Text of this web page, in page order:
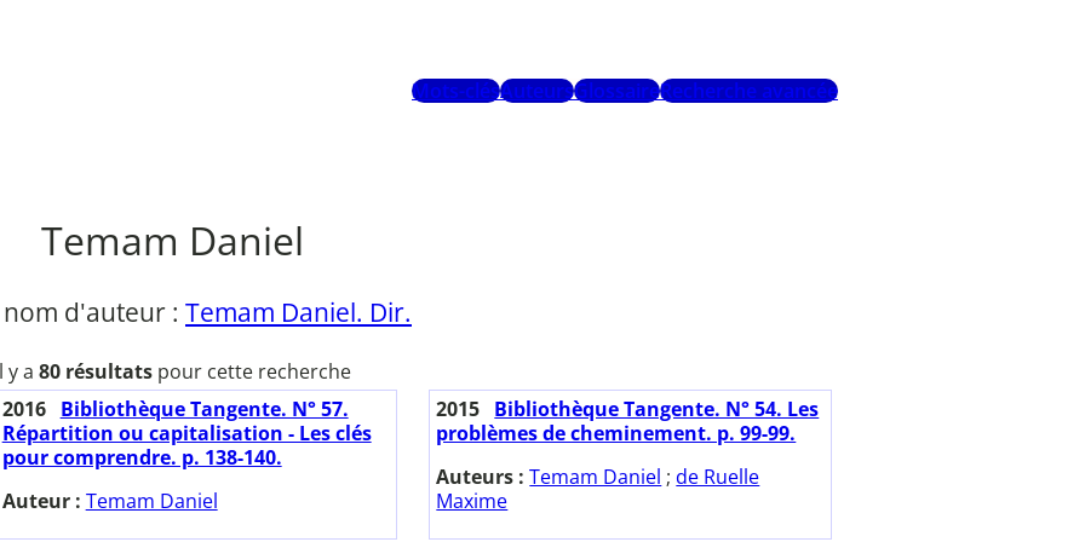
Mots-clésAuteursGlossaireRecherche avancée
Temam Daniel
d'auteur : Temam Daniel. Dir.
y a 80 résultatspour cette recherche
2016
Bibliothèque Tangente. N° 57.
Répartition ou capitalisation - Les clés
pour comprendre. p. 138-140.
Auteur : Temam Daniel
2015 Bibliothèque Tangente. N° 54. Les
problèmes de cheminement. p. 99-99.
Auteurs :Temam Daniel ;de Ruelle
Maxime